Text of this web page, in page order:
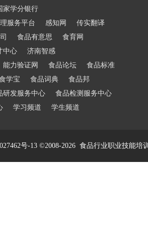
家学分银行
服务平台
感知网
传实翻译
食品有意思
食育网
中心
济南智感
能力验证网 食品论坛
食品标准
学宝 食品词典
食品邦
研发服务中心
食品检测服务中心
学习频道 学生频道
号-13©2008-2026 食品行业职业技能培